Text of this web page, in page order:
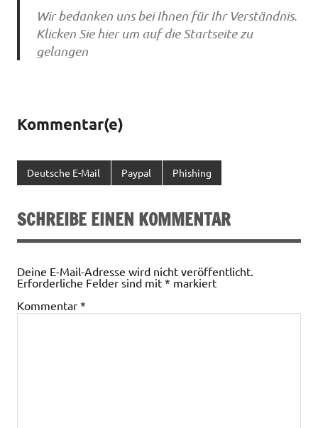
Wir bedanken uns bei Ihnen für Ihr Verständnis.
Klicken Sie hier um auf die Startseite zu
gelangen
Kommentar(e)
Deutsche E-Mail Paypal Phishing
SCHREIBE EINEN KOMMENTAR
Deine E-Mail-Adresse wird nicht veröffentlicht.
Erforderliche Felder sind mit * markiert
Kommentar *